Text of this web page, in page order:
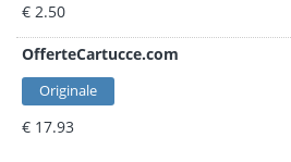
€ 2.50
OfferteCartucce.com
Originale
€ 17.93